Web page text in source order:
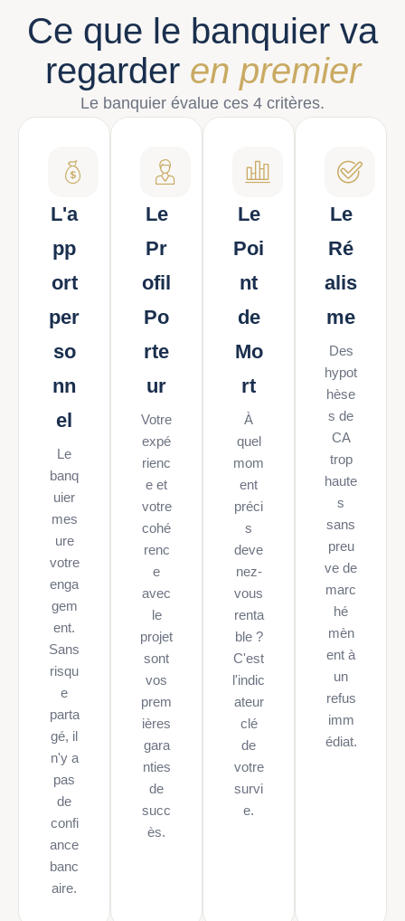
Ce que le banquier va
regarder en premier
Le banquier évalue ces 4 critères.
L'a
pp
ort
per
so
nn
el
Le
banq
uier
mes
ure
votre
enga
gem
ent.
Sans
risqu
e
parta
gé, il
n'y a
pas
de
confi
ance
banc
aire.
Le
Pr
ofil
Po
rte
ur
Votre
expé
rienc
e et
votre
cohé
renc
e
avec
le
projet
sont
vos
prem
ières
gara
nties
de
succ
ès.
Le
Poi
nt
de
Mo
rt
À
quel
mom
ent
préci
s
deve
nez-
vous
renta
ble ?
C'est
l'indic
ateur
clé
de
votre
survi
e.
Le
Ré
alis
me
Des
hypot
hèse
s de
CA
trop
haute
s
sans
preu
ve de
marc
hé
mèn
ent à
un
refus
imm
édiat.